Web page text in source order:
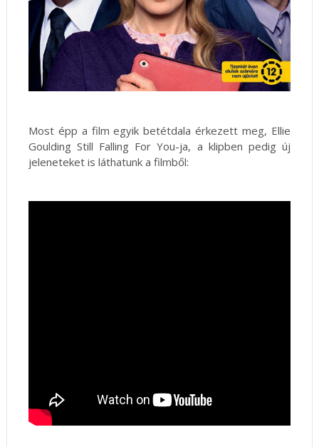
Most épp a film egyik betétdala érkezett meg, Ellie
Goulding Still Falling For You-ja, a klipben pedig új
jeleneteket is láthatunk a filmből: